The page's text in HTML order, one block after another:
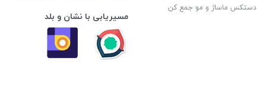
دستکس ماساژ و مو جمع کن
مسیریابی با نشان و بلد